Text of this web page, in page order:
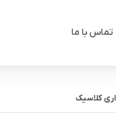
تماس با ما
کلاسیک